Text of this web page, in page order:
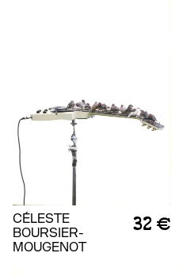
CÉLESTE
BOURSIER-
MOUGENOT
32 €